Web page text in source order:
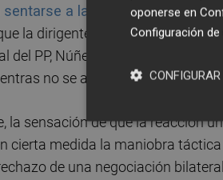
sentarse a la mesa con Sánchez
la dirigente estaba marcando -
del PP, Núñez Feijóo. No
no se aborde la financiación.
la sensación de que la reacción
cierta medida la maniobra
de una negociación
oponerse en
Configuración
CONFIGURAR